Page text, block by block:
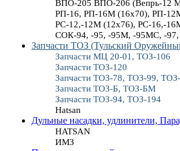
ВПО-205 ВПО-206 (Вепрь-12
РП-16, РП-16М (16х70), РП-
РС-12,-12М (12х76), РС-16,-
СОК-94, -95, -95М, -95МС, -97,
Запчасти ТОЗ (Тульский
Запчасти МЦ 20-01, ТОЗ-106
Запчасти ТОЗ-120
Запчасти ТОЗ-78, ТОЗ-99,
Запчасти ТОЗ-Б, ТОЗ-БМ
Запчасти ТОЗ-94, ТОЗ-194
Hatsan
Дульные насадки, удлинители,
HATSAN
ИМЗ